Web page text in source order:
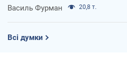
Василь Фурман 20,8 т.
Всі думки